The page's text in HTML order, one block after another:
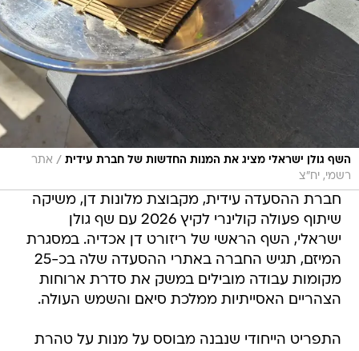
השף גולן ישראלי מציג את המנות החדשות של חברת עידית / אתר
רשמי, יח"צ
חברת ההסעדה עידית, מקבוצת מלונות דן, משיקה
שיתוף פעולה קולינרי לקיץ 2026 עם שף גולן
ישראלי, השף הראשי של ריזורט דן אכדיה. במסגרת
המיזם, תגיש החברה באתרי ההסעדה שלה בכ-25
מקומות עבודה מובילים במשק את סדרת ארוחות
הצהריים האסייתיות ממלכת סיאם והשמש העולה.
התפריט הייחודי שנבנה מבוסס על מנות על טהרת